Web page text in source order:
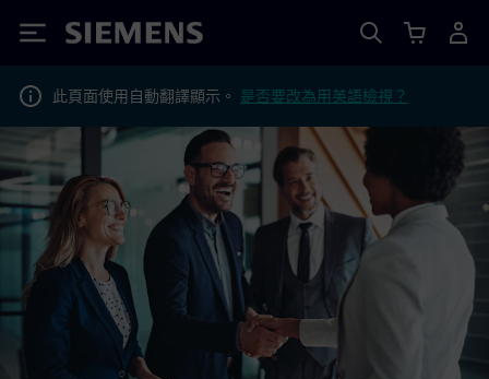
Siemens
此頁面使用自動翻譯顯示。 是否要改為用英語檢視？